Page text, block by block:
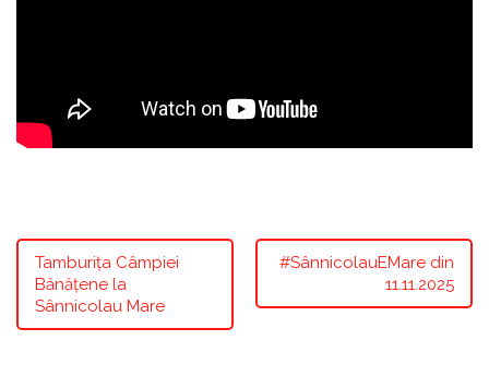
Tamburița Câmpiei
Bănățene la
Sânnicolau Mare
#SânnicolauEMare din
11.11.2025